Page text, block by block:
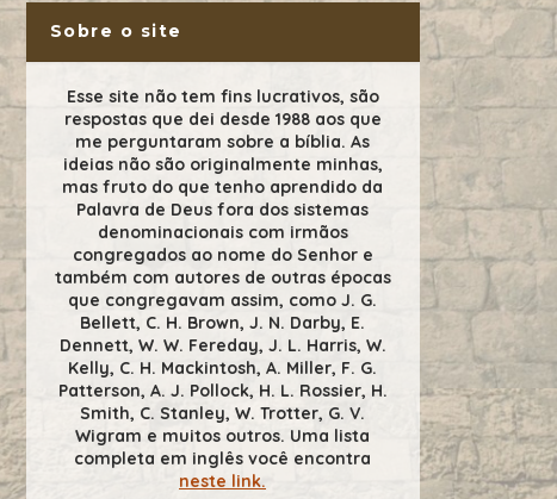
Sobre o site
Esse site não tem fins lucrativos, são
respostas que dei desde 1988 aos que
me perguntaram sobre a bíblia. As
ideias não são originalmente minhas,
mas fruto do que tenho aprendido da
Palavra de Deus fora dos sistemas
denominacionais com irmãos
congregados ao nome do Senhor e
também com autores de outras épocas
que congregavam assim, como J. G.
Bellett, C. H. Brown, J. N. Darby, E.
Dennett, W. W. Fereday, J. L. Harris, W.
Kelly, C. H. Mackintosh, A. Miller, F. G.
Patterson, A. J. Pollock, H. L. Rossier, H.
Smith, C. Stanley, W. Trotter, G. V.
Wigram e muitos outros. Uma lista
completa em inglês você encontra
neste link.